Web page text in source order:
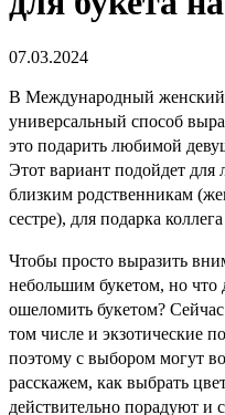
07.03.2024
В Международный женский
универсальный способ
это подарить любимой
Этот вариант подойдет для
близким родственникам
сестре), для подарка
Чтобы просто выразить
небольшим букетом, но что
ошеломить букетом?
том числе и экзотические
поэтому с выбором могут
расскажем, как выбрать
действительно порадуют и